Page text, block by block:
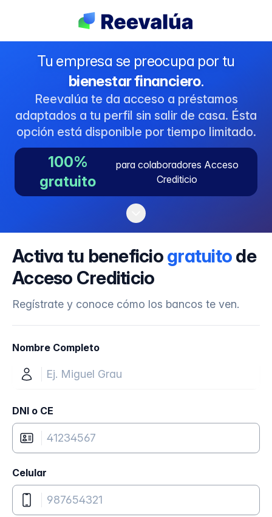
Tu empresa se preocupa por tu
bienestar financiero.
Reevalúa te da acceso a préstamos
adaptados a tu perfil sin salir de casa. Ésta
opción está disponible por tiempo limitado.
100%
gratuito
para colaboradores Acceso
Crediticio
Activa tu beneficiogratuitode
Acceso Crediticio
Regístrate y conoce cómo los bancos te ven.
Nombre Completo
DNI o CE
Celular